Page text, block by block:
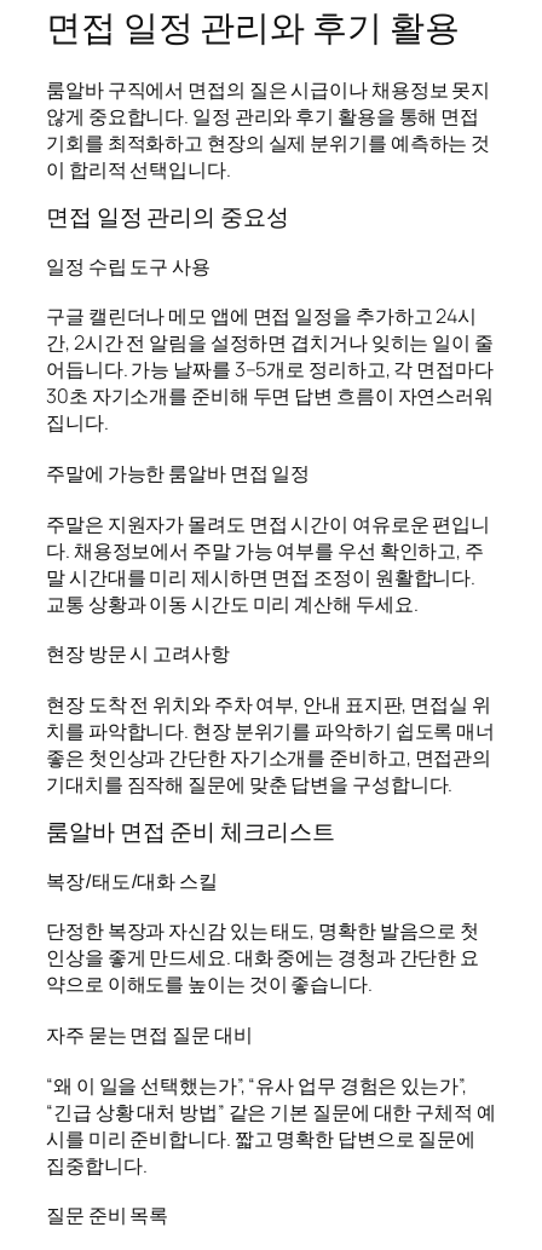
면접 일정 관리와 후기 활용
룸알바 구직에서 면접의 질은 시급이나 채용정보 못지
않게 중요합니다. 일정 관리와 후기 활용을 통해 면접
기회를 최적화하고 현장의 실제 분위기를 예측하는 것
이 합리적 선택입니다.
면접 일정 관리의 중요성
일정 수립 도구 사용
구글 캘린더나 메모 앱에 면접 일정을 추가하고 24시
간, 2시간 전 알림을 설정하면 겹치거나 잊히는 일이 줄
어듭니다. 가능 날짜를 3–5개로 정리하고, 각 면접마다
30초 자기소개를 준비해 두면 답변 흐름이 자연스러워
집니다.
주말에 가능한 룸알바 면접 일정
주말은 지원자가 몰려도 면접 시간이 여유로운 편입니
다. 채용정보에서 주말 가능 여부를 우선 확인하고, 주
말 시간대를 미리 제시하면 면접 조정이 원활합니다.
교통 상황과 이동 시간도 미리 계산해 두세요.
현장 방문 시 고려사항
현장 도착 전 위치와 주차 여부, 안내 표지판, 면접실 위
치를 파악합니다. 현장 분위기를 파악하기 쉽도록 매너
좋은 첫인상과 간단한 자기소개를 준비하고, 면접관의
기대치를 짐작해 질문에 맞춘 답변을 구성합니다.
룸알바 면접 준비 체크리스트
복장/태도/대화 스킬
단정한 복장과 자신감 있는 태도, 명확한 발음으로 첫
인상을 좋게 만드세요. 대화 중에는 경청과 간단한 요
약으로 이해도를 높이는 것이 좋습니다.
자주 묻는 면접 질문 대비
“왜 이 일을 선택했는가”, “유사 업무 경험은 있는가”,
“긴급 상황 대처 방법” 같은 기본 질문에 대한 구체적 예
시를 미리 준비합니다. 짧고 명확한 답변으로 질문에
집중합니다.
질문 준비 목록